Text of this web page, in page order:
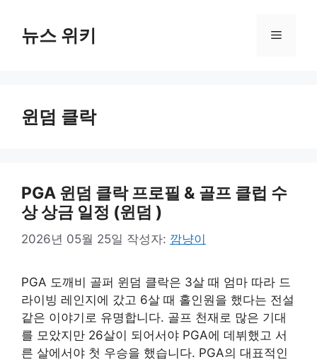
뉴스 위키 메
윈덤 클락
PGA 윈덤 클락 프로필 & 골프 클럽 수
상 상금 일정 (윈덤 )
2026년 05월 25일 작성자: 깜냥이
PGA 도깨비 골퍼 윈덤 클락은 3살 때 엄마 따라 드
라이빙 레인지에 갔고 6살 때 홀인원을 했다는 전설
같은 이야기로 유명합니다. 골프 천재로 많은 기대
를 모았지만 26살이 되어서야 PGA에 데뷔했고 서
른 살에서야 첫 우승을 했습니다. PGA의 대표적인